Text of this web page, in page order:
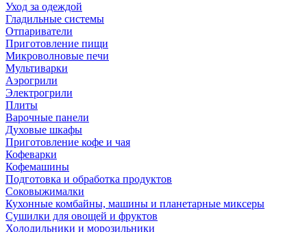
Уход за одеждой
Гладильные системы
Отпариватели
Приготовление пищи
Микроволновые печи
Мультиварки
Аэрогрили
Электрогрили
Плиты
Варочные панели
Духовые шкафы
Приготовление кофе и чая
Кофеварки
Кофемашины
Подготовка и обработка продуктов
Соковыжималки
Кухонные комбайны, машины и планетарные миксеры
Сушилки для овощей и фруктов
Холодильники и морозильники